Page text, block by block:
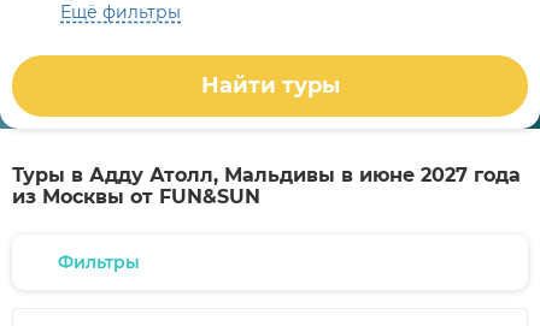
Ещё фильтры
Найти туры
Туры в Адду Атолл, Мальдивы в июне 2027 года
из Москвы от FUN&SUN
Фильтры